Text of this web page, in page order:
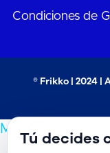
Condiciones de
® Frikko | 2024 |
Mapa del sitio
Tú decides